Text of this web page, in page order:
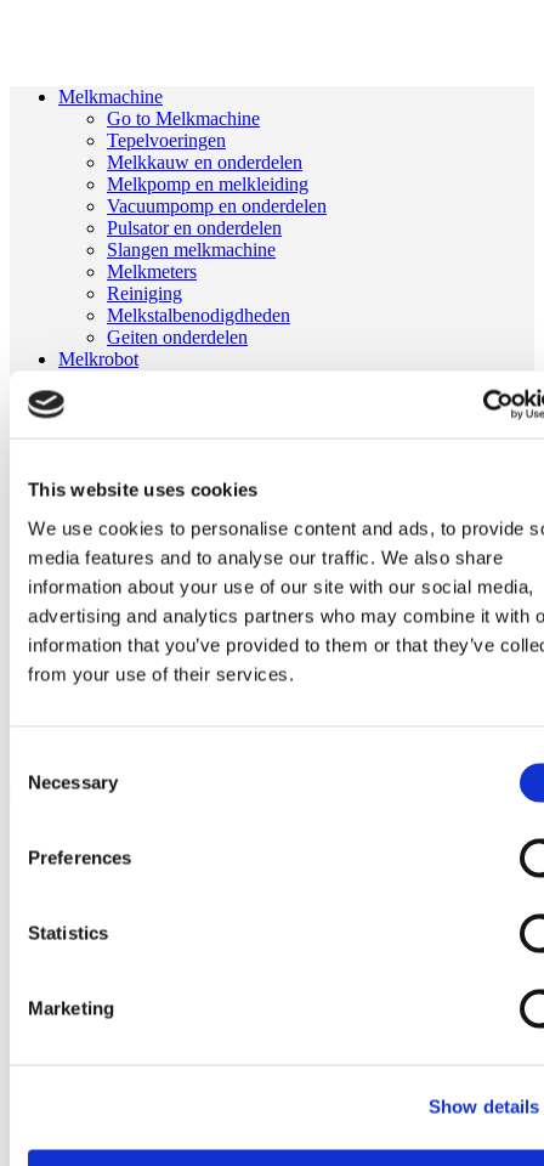
This website uses cookies
We use cookies to personalise content and ads, to provide
media features and to analyse our traffic. We also share
information about your use of our site with our social media,
advertising and analytics partners who may combine it with
information that you’ve provided to them or that they’ve
from your use of their services.
Selection
Necessary
Preferences
Statistics
Marketing
Show details
Melkmachine
Go to Melkmachine
Tepelvoeringen
Melkkauw en onderdelen
Melkpomp en melkleiding
Vacuumpomp en onderdelen
Pulsator en onderdelen
Slangen melkmachine
Melkmeters
Reiniging
Melkstalbenodigdheden
Geiten onderdelen
Melkrobot
GEA MIone
Go to Stal benodigdheden
Koeborstel
Ambic onderdelen
Minimelkers
stalartikelen
Skelex
Home
Ga naar het einde van de afbeeldingen-gallerij